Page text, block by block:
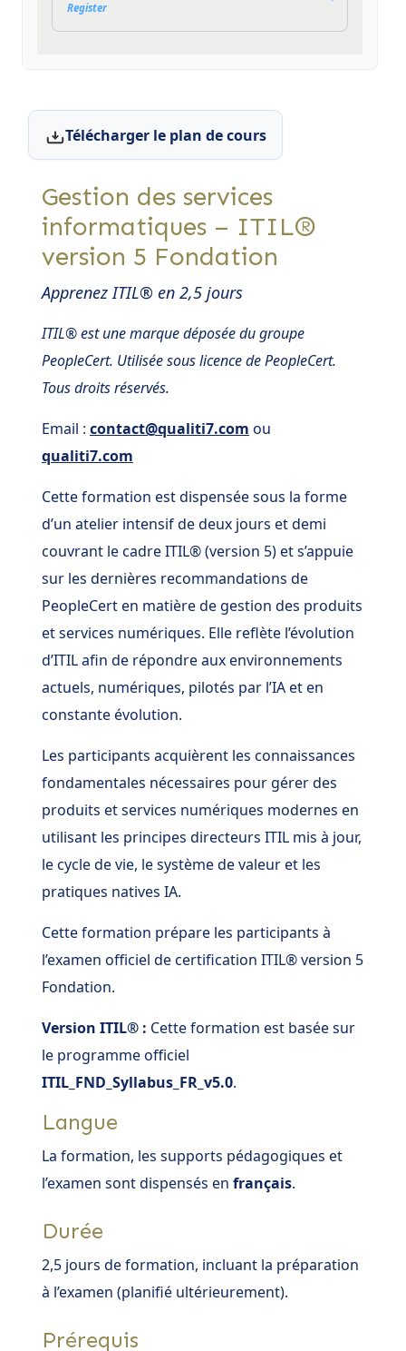
Register
Télécharger le plan de cours
Gestion des services
informatiques – ITIL®
version 5 Fondation
Apprenez ITIL® en 2,5 jours
ITIL® est une marque déposée du groupe
PeopleCert. Utilisée sous licence de PeopleCert.
Tous droits réservés.
Email : contact@qualiti7.com ou
qualiti7.com
Cette formation est dispensée sous la forme
d’un atelier intensif de deux jours et demi
couvrant le cadre ITIL® (version 5) et s’appuie
sur les dernières recommandations de
PeopleCert en matière de gestion des produits
et services numériques. Elle reflète l’évolution
d’ITIL afin de répondre aux environnements
actuels, numériques, pilotés par l’IA et en
constante évolution.
Les participants acquièrent les connaissances
fondamentales nécessaires pour gérer des
produits et services numériques modernes en
utilisant les principes directeurs ITIL mis à jour,
le cycle de vie, le système de valeur et les
pratiques natives IA.
Cette formation prépare les participants à
l’examen officiel de certification ITIL® version 5
Fondation.
Version ITIL® : Cette formation est basée sur
le programme officiel
ITIL_FND_Syllabus_FR_v5.0.
Langue
La formation, les supports pédagogiques et
l’examen sont dispensés en français.
Durée
2,5 jours de formation, incluant la préparation
à l’examen (planifié ultérieurement).
Prérequis